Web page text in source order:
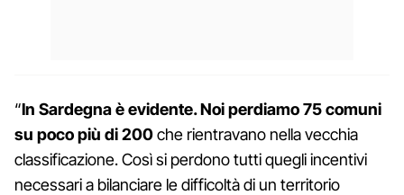
“In Sardegna è evidente. Noi perdiamo 75 comuni
su poco più di 200che rientravano nella vecchia
classificazione. Così si perdono tutti quegli incentivi
necessari a bilanciare le difficoltà di un territorio